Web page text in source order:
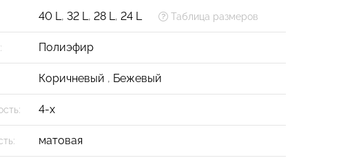
40 L, 32 L, 28 L, 24 L Таблица размеров
Полиэфир
Коричневый , Бежевый
4-х
матовая